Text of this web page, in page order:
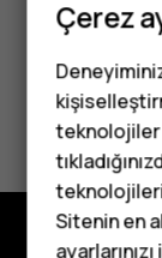
Tuşlu
Bu size
Evet
Çerez
teknolojiler
Sitenin en